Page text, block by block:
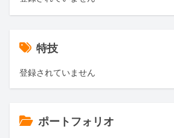
特技
登録されていません
ポートフォリオ